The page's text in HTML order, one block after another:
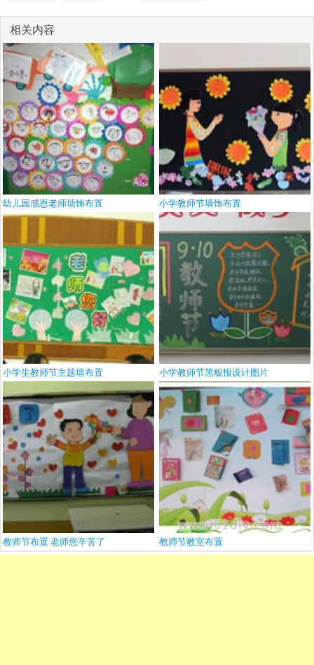
相关内容
幼儿园感恩老师墙饰布置 小学教师节墙饰布置
小学生教师节主题墙布置 小学教师节黑板报设计图片
教师节布置 老师您辛苦了 教师节教室布置